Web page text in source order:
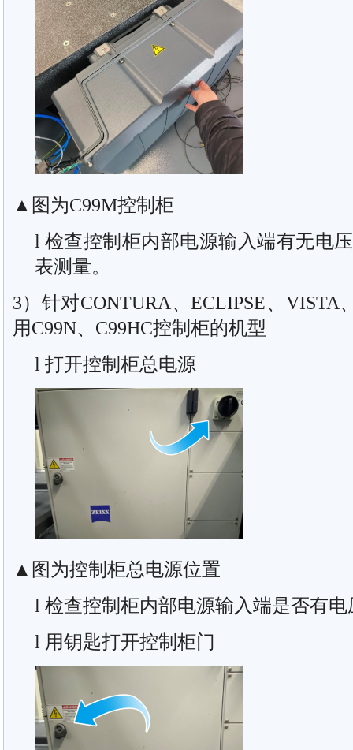
▲图为C99M控制柜
l 检查控制柜内部电源输入端有无电
表测量。
3）针对CONTURA、ECLIPSE、VISTA
用C99N、C99HC控制柜的机型
l 打开控制柜总电源
▲图为控制柜总电源位置
l 检查控制柜内部电源输入端是否有电
l 用钥匙打开控制柜门